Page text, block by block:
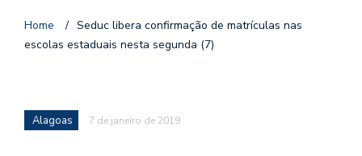
Home / Seduc libera confirmação de matrículas nas
escolas estaduais nesta segunda (7)
Alagoas 7 de janeiro de 2019